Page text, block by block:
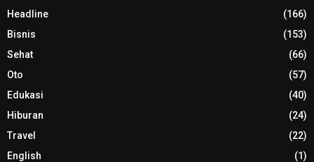
Headline
(166)
Bisnis
(153)
Sehat
(66)
Oto
(57)
Edukasi
(40)
Hiburan
(24)
Travel
(22)
English
(1)